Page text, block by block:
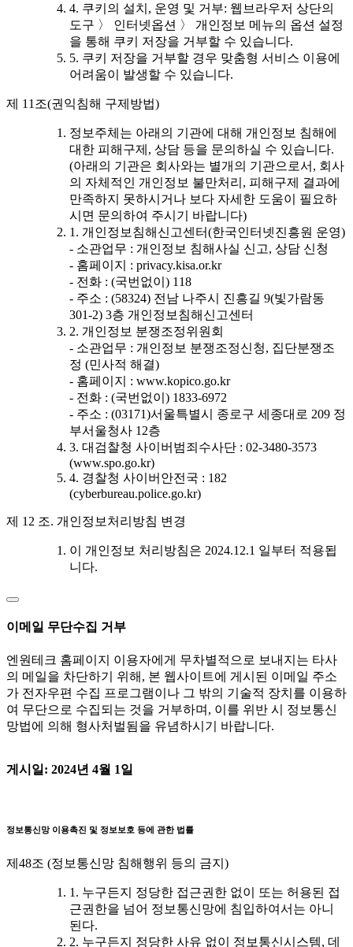
4. 쿠키의 설치, 운영 및 거부: 웹브라우저 상단의
도구 〉 인터넷옵션 〉 개인정보 메뉴의 옵션 설정
을 통해 쿠키 저장을 거부할 수 있습니다.
5. 쿠키 저장을 거부할 경우 맞춤형 서비스 이용에
어려움이 발생할 수 있습니다.
제 11조(권익침해 구제방법)
정보주체는 아래의 기관에 대해 개인정보 침해에
대한 피해구제, 상담 등을 문의하실 수 있습니다.
(아래의 기관은 회사와는 별개의 기관으로서, 회사
의 자체적인 개인정보 불만처리, 피해구제 결과에
만족하지 못하시거나 보다 자세한 도움이 필요하
시면 문의하여 주시기 바랍니다)
1. 개인정보침해신고센터(한국인터넷진흥원 운영)
- 소관업무 : 개인정보 침해사실 신고, 상담 신청
- 홈페이지 : privacy.kisa.or.kr
- 전화 : (국번없이) 118
- 주소 : (58324) 전남 나주시 진흥길 9(빛가람동
301-2) 3층 개인정보침해신고센터
2. 개인정보 분쟁조정위원회
- 소관업무 : 개인정보 분쟁조정신청, 집단분쟁조
정 (민사적 해결)
- 홈페이지 : www.kopico.go.kr
- 전화 : (국번없이) 1833-6972
- 주소 : (03171)서울특별시 종로구 세종대로 209 정
부서울청사 12층
3. 대검찰청 사이버범죄수사단 : 02-3480-3573
(www.spo.go.kr)
4. 경찰청 사이버안전국 : 182
(cyberbureau.police.go.kr)
제 12 조. 개인정보처리방침 변경
이 개인정보 처리방침은 2024.12.1 일부터 적용됩
니다.
이메일 무단수집 거부
엔원테크 홈페이지 이용자에게 무차별적으로 보내지는 타사
의 메일을 차단하기 위해, 본 웹사이트에 게시된 이메일 주소
가 전자우편 수집 프로그램이나 그 밖의 기술적 장치를 이용하
여 무단으로 수집되는 것을 거부하며, 이를 위반 시 정보통신
망법에 의해 형사처벌됨을 유념하시기 바랍니다.
게시일: 2024년 4월 1일
정보통신망 이용촉진 및 정보보호 등에 관한 법률
제48조 (정보통신망 침해행위 등의 금지)
1. 누구든지 정당한 접근권한 없이 또는 허용된 접
근권한을 넘어 정보통신망에 침입하여서는 아니
된다.
2. 누구든지 정당한 사유 없이 정보통신시스템, 데